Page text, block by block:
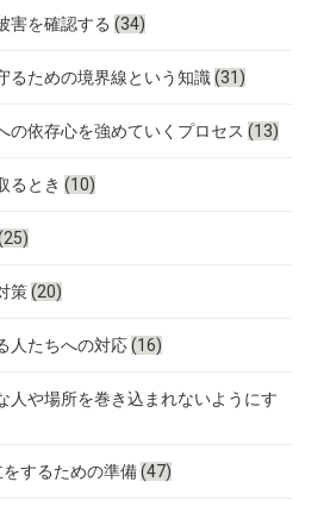
害を確認する(34)
ための境界線という知識(31)
依存心を強めていくプロセス(13)
るとき(10)
策(20)
人たちへの対応(16)
や場所を巻き込まれないようにす
するための準備(47)